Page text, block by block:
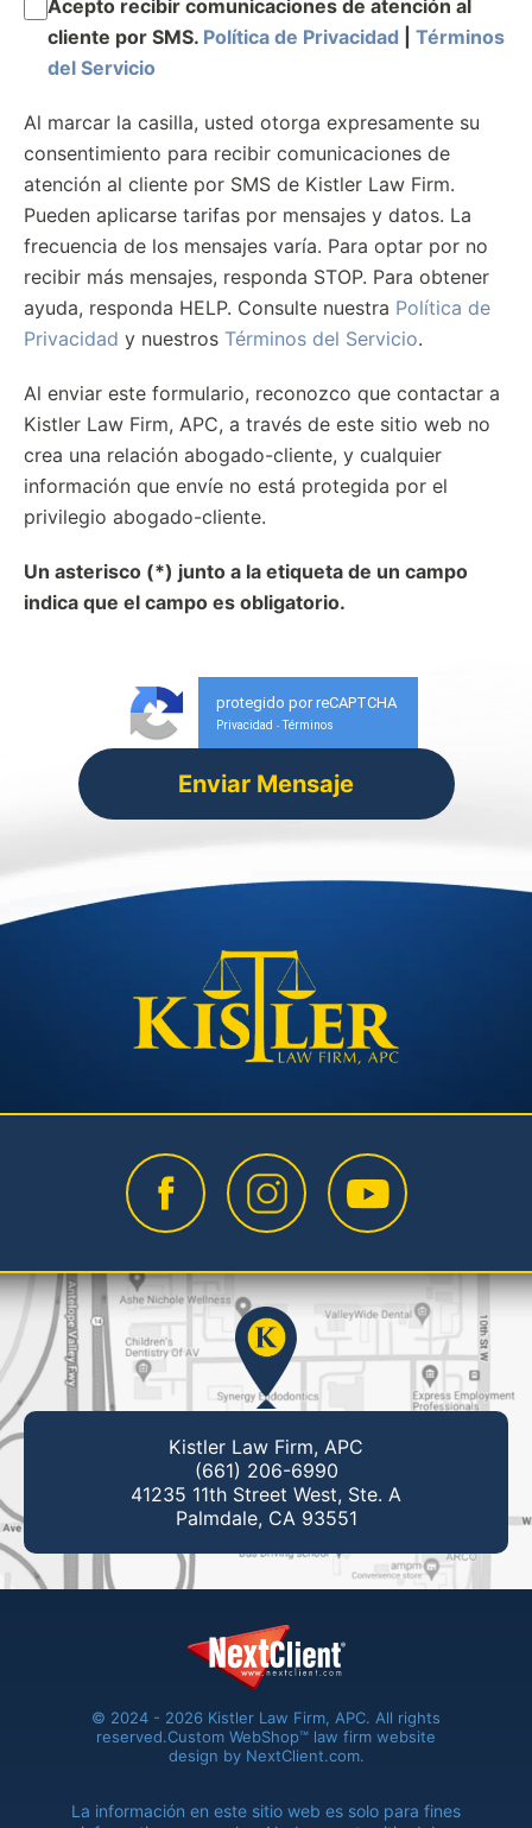
Acepto recibir comunicaciones de atención al
cliente por SMS. Política de Privacidad
Términos
del Servicio
Al marcar la casilla, usted otorga expresamente su
consentimiento para recibir comunicaciones de
atención al cliente por SMS de Kistler Law Firm.
Pueden aplicarse tarifas por mensajes y datos. La
frecuencia de los mensajes varía. Para optar por no
recibir más mensajes, responda STOP. Para obtener
ayuda, responda HELP. Consulte nuestra Política de
Privacidad y nuestros Términos del Servicio.
Al enviar este formulario, reconozco que contactar a
Kistler Law Firm, APC, a través de este sitio web no
crea una relación abogado-cliente, y cualquier
información que envíe no está protegida por el
privilegio abogado-cliente.
Un asterisco (*) junto a la etiqueta de un campo
indica que el campo es obligatorio.
protegido por reCAPTCHA
Privacidad - Términos
Kistler Law Firm, APC
(661) 206-6990
41235 11th Street West, Ste. A
Palmdale, CA 93551
© 2024 - 2026 Kistler Law Firm, APC. All rights
reserved.Custom WebShop™ law firm website
design by NextClient.com.
La información en este sitio web es solo para fines